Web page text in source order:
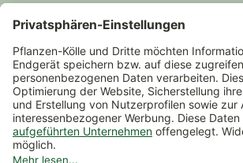
Zahlarten
*Alle Preise inkl. gesetzlicher
Mindestbestellwert 14,90 €, ausgenommen
Events.